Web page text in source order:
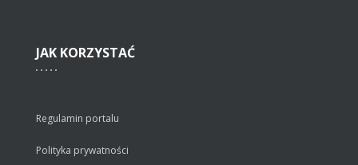
JAK KORZYSTAĆ
Regulamin portalu
Polityka prywatności